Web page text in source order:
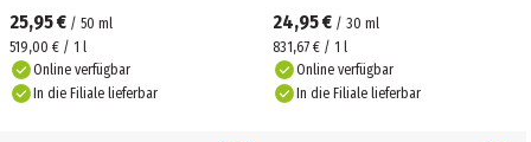
25,95 € / 50 ml
519,00 € / 1 l
Online verfügbar
In die Filiale lieferbar
24,95 € / 30 ml
831,67 € / 1 l
Online verfügbar
In die Filiale lieferbar